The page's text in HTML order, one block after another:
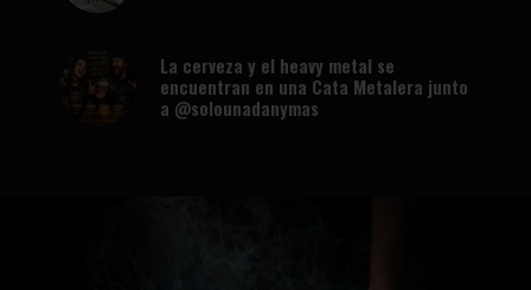
La cerveza y el heavy metal se
encuentran en una Cata Metalera junto
a @solounadanymas